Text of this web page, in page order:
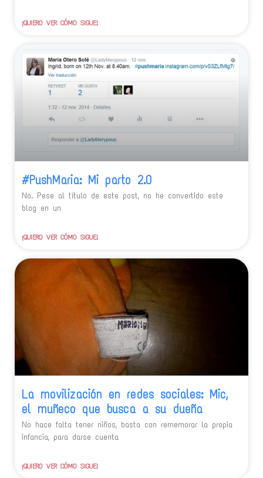
¡QUIERO VER CÓMO SIGUE!
#PushMaria: Mi parto 2.0
No. Pese al título de este post, no he convertido este
blog en un
¡QUIERO VER CÓMO SIGUE!
La movilización en redes sociales: Mic,
el muñeco que busca a su dueña
No hace falta tener niños, basta con rememorar la propia
infancia, para darse cuenta
¡QUIERO VER CÓMO SIGUE!